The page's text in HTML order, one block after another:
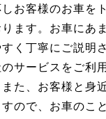
お客様のお車を
ます。お車にあ
く丁寧にご説明
サービスをご利
た、お客様と身
ので、お車のこ